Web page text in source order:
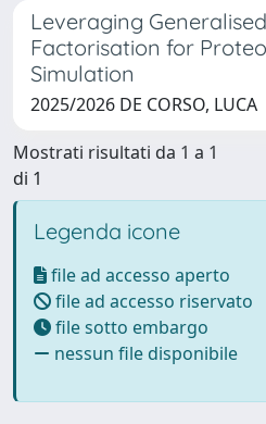
Leveraging
Factorisation for
Simulation
2025/2026 DE CORSO, LUCA
Mostrati risultati da 1 a 1
di 1
Legenda icone
file ad accesso aperto
file ad accesso riservato
file sotto embargo
nessun file disponibile